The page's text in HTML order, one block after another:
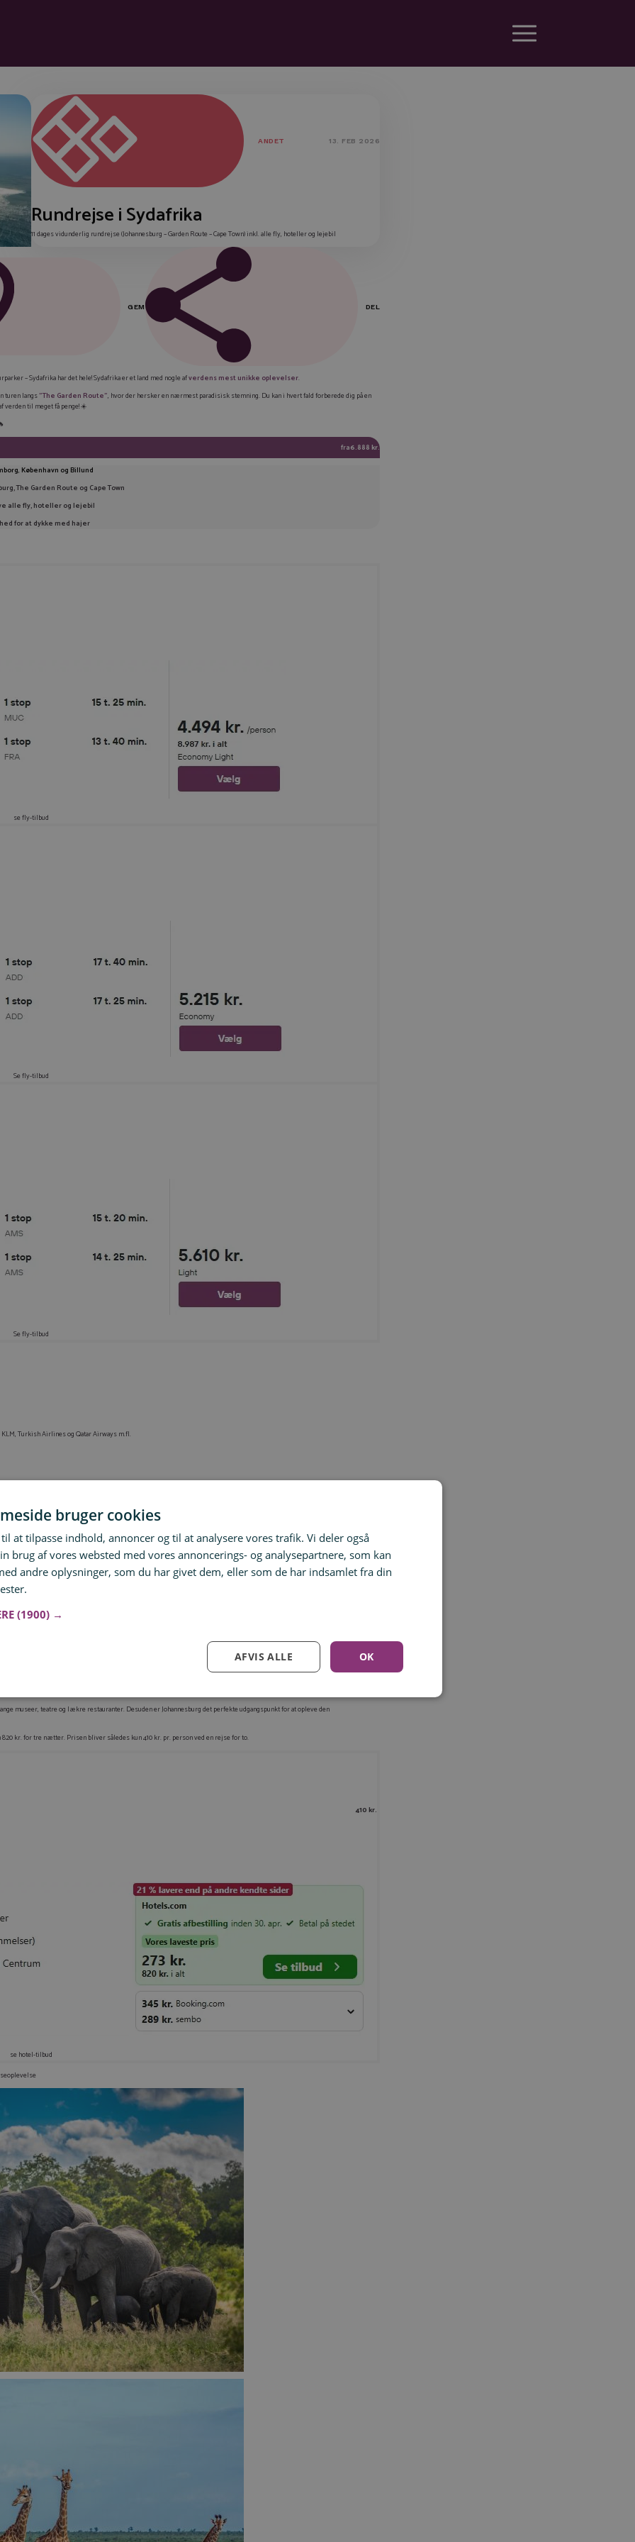
ANDET 13. FEB 2026
Rundrejse i Sydafrika
11 dages vidunderlig rundrejse (Johannesburg – Garden Route – Cape Town) inkl. alle fly, hoteller og lejebil
GEM DEL
LINKEDIN
– Sydafrika har det hele! Sydafrika er et land med nogle afverdens mest unikke oplevelser.
turen langs”The Garden Route”, hvor der hersker en nærmest paradisisk stemning. Du kan i hvert fald forberede dig på en
verden til meget få penge! ☀️
fra6.888 kr.
, København og Billund
The Garden Route og Cape Town
alle fly, hoteller og lejebil
for at dykke med hajer
se fly-tilbud
Se fly-tilbud
Se fly-tilbud
Turkish Airlines og Qatar Airways m.fl.
stemning og aktiviteter.
tid til strandture, vinmarker og lange køreture langs kysten. Til gengæld er det også højsæson, så der kan være flere mennesker
landskabet er smukt. En ideel årstid til roadtrips, sightseeing og oplevelser i et mere afslappet tempo.
for safari, da dyrene samler sig omkring vandhullerne. Og som en bonus er der færre turister og gode chancer for at spotte
friskt og levende. En oplagt tid til at kombinere safari, kyststrækninger og storbyoplevelser som Cape Town.
museer, teatre og lækre restauranter. Desuden er Johannesburg det perfekte udgangspunkt for at opleve den
kr. for tre nætter. Prisen bliver således kun 410 kr. pr. person ved en rejse for to.
410 kr.
se hotel-tilbud
e
bruger cookies
at tilpasse indhold, annoncer og til at analysere vores trafik. Vi deler også
brug af vores websted med vores annoncerings- og analysepartnere, som kan
andre oplysninger, som du har givet dem, eller som de har indsamlet fra din
(1900) →
OK
AFVIS ALLE